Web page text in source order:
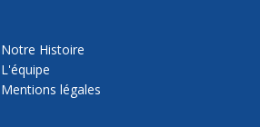
Notre Histoire
L'équipe
Mentions légales